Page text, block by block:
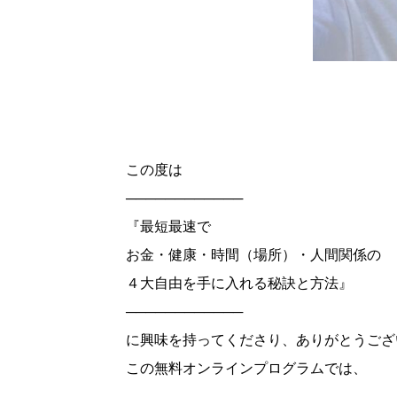
この度は
────────────
『最短最速で
お金・健康・時間（場所）・人間関係の
４大自由を手に入れる秘訣と方法』
────────────
に興味を持ってくださり、ありがとうご
この無料オンラインプログラムでは、